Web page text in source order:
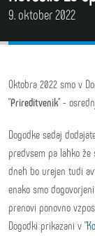
9. oktober 2022
Oktobra 2022 smo v
"Prireditvenik" -
Dogodke sedaj
predvsem pa lahko
dneh bo urejen tudi
enako smo
prenovi ponovno
Dogodki prikazani v "